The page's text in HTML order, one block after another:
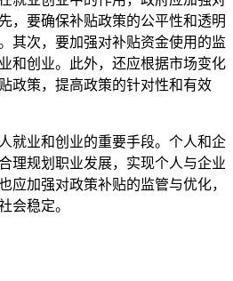
，要确保补贴政策的公平性和透明
其次，要加强对补贴资金使用的监
和创业。此外，还应根据市场变化
政策，提高政策的针对性和有效
就业和创业的重要手段。个人和企
理规划职业发展，实现个人与企业
应加强对政策补贴的监管与优化，
会稳定。